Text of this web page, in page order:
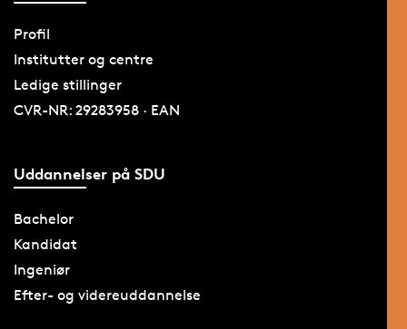
Profil
Institutter og centre
Ledige stillinger
CVR-NR: 29283958 · EAN
Uddannelser på SDU
Bachelor
Kandidat
Ingeniør
Efter- og videreuddannelse